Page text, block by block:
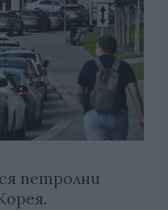
петролни